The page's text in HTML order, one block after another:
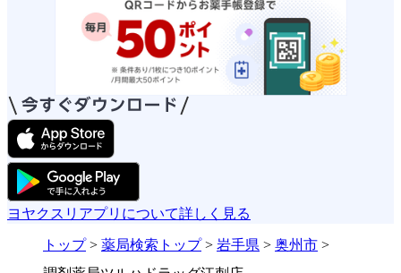
ヨヤクスリアプリについて詳しく見る
トップ> 薬局検索トップ> 岩手県 > 奥州市 >